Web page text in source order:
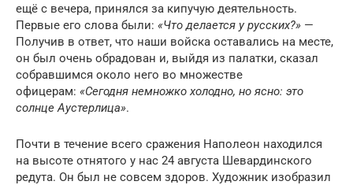
ещё с вечера, принялся за кипучую деятельность.
Первые его слова были: «Что делается у русских?» —
Получив в ответ, что наши войска оставались на месте,
он был очень обрадован и, выйдя из палатки, сказал
собравшимся около него во множестве
офицерам: «Сегодня немножко холодно, но ясно: это
солнце Аустерлица».
Почти в течение всего сражения Наполеон находился
на высоте отнятого у нас 24 августа Шевардинского
редута. Он был не совсем здоров. Художник изобразил